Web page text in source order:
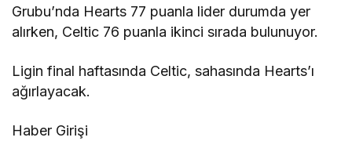
Grubu’nda Hearts 77 puanla lider durumda yer
alırken, Celtic 76 puanla ikinci sırada bulunuyor.
Ligin final haftasında Celtic, sahasında Hearts’ı
ağırlayacak.
Haber Girişi